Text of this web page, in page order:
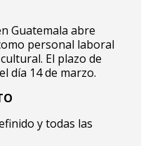
Guatemala abre
personal laboral
El plazo de
día 14 de marzo.
y todas las